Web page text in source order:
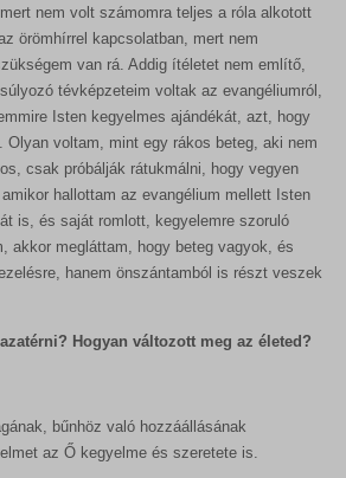
nem volt számomra teljes a róla alkotott
örömhírrel kapcsolatban, mert nem
van rá. Addig ítéletet nem említő,
tévképzeteim voltak az evangéliumról,
Isten kegyelmes ajándékát, azt, hogy
Olyan voltam, mint egy rákos beteg, aki nem
csak próbálják rátukmálni, hogy vegyen
hallottam az evangélium mellett Isten
is, és saját romlott, kegyelemre szoruló
akkor megláttam, hogy beteg vagyok, és
hanem önszántamból is részt veszek
Hogyan változott meg az életed?
bűnhöz való hozzáállásának
az Ő kegyelme és szeretete is.